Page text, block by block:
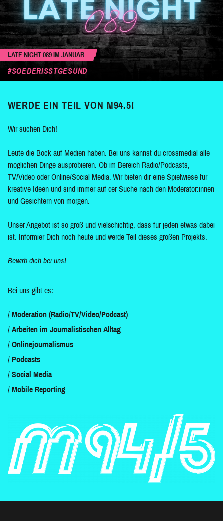
LATE NIGHT 089 IM JANUAR
#SOEDERISSTGESUND
WERDE EIN TEIL VON M94.5!
Wir suchen Dich!
Leute die Bock auf Medien haben. Bei uns kannst du crossmedial alle
möglichen Dinge ausprobieren. Ob im Bereich Radio/Podcasts,
TV/Video oder Online/Social Media. Wir bieten dir eine Spielwiese für
kreative Ideen und sind immer auf der Suche nach den Moderator:innen
und Gesichtern von morgen.
Unser Angebot ist so groß und vielschichtig, dass für jeden etwas dabei
ist. Informier Dich noch heute und werde Teil dieses großen Projekts.
Bewirb dich bei uns!
Bei uns gibt es:
Moderation (Radio/TV/Video/Podcast)
Arbeiten im Journalistischen Alltag
Onlinejournalismus
Podcasts
Social Media
Mobile Reporting